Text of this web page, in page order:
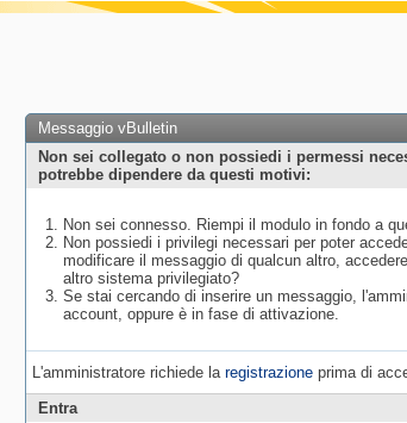
Messaggio vBulletin
Non sei collegato o non possiedi i permessi
potrebbe dipendere da questi motivi:
Non sei connesso. Riempi il modulo in fondo a
Non possiedi i privilegi necessari per poter
modificare il messaggio di qualcun altro,
altro sistema privilegiato?
Se stai cercando di inserire un messaggio,
account, oppure è in fase di attivazione.
L'amministratore richiede la registrazione prima di
Entra